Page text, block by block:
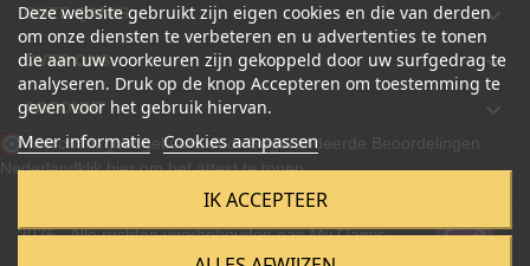
ONZE QAMIS 
OVER ONS 
ACCOUNT 
Deze website gebruikt zijn eigen cookies en die van derden
om onze diensten te verbeteren en u advertenties te tonen
die aan uw voorkeuren zijn gekoppeld door uw surfgedrag te
analyseren. Druk op de knop Accepteren om toestemming te
geven voor het gebruik hiervan.
Meer informatie Cookies aanpassen
IK ACCEPTEER
Merchant goedgekeurd door Gegarandeerde Beoordelingen
Nederlandklik hier om het attest te tonen.
2026 - Alle rechten voorbehouden aan My Qamis